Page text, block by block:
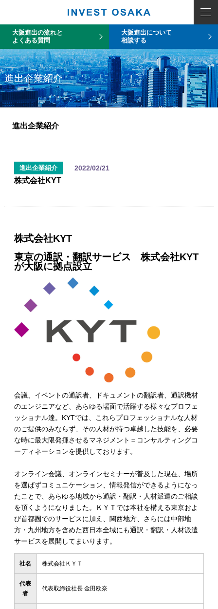
大阪進出の流れと
よくある質問
大阪進出について
相談する
進出企業紹介
進出企業紹介
進出企業紹介 2022/02/21
株式会社KYT
株式会社KYT
東京の通訳・翻訳サービス 株式会社KYT
が大阪に拠点設立
会議、イベントの通訳者、ドキュメントの翻訳者、通訳機材
のエンジニアなど、あらゆる場面で活躍する様々なプロフェ
ッショナル達。KYTでは、これらプロフェッショナルな人材
のご提供のみならず、その人材が持つ卓越した技能を、必要
な時に最大限発揮させるマネジメント＝コンサルティングコ
ーディネーションを提供しております。
オンライン会議、オンラインセミナーが普及した現在、場所
を選ばずコミュニケーション、情報発信ができるようになっ
たことで、あらゆる地域から通訳・翻訳・⼈材派遣のご相談
を頂くようになりました。ＫＹＴでは本社を構える東京およ
び⾸都圏でのサービスに加え、関⻄地⽅、さらには中部地
⽅・九州地⽅を含めた⻄⽇本全域にも通訳・翻訳・⼈材派遣
サービスを展開してまいります。
社名 株式会社ＫＹＴ
代表
者
代表取締役社⻑ ⾦⽥欧奈